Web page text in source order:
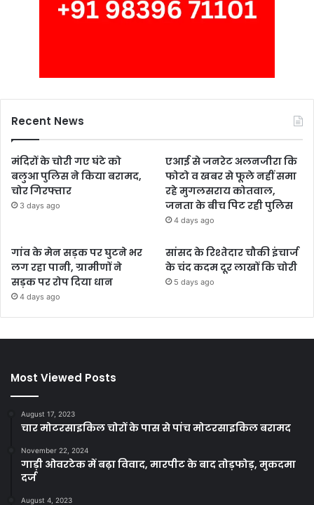
Recent News
मंदिरों के चोरी गए घंटे को
बलुआ पुलिस ने किया बरामद,
चोर गिरफ्तार
3 days ago
एआई से जनरेट अलनजीरा कि
फोटो व खबर से फूले नहीं समा
रहे मुगलसराय कोतवाल,
जनता के बीच पिट रही पुलिस
4 days ago
गांव के मेन सड़क पर घुटने भर
लग रहा पानी, ग्रामीणों ने
सड़क पर रोप दिया धान
4 days ago
सांसद के रिश्तेदार चौकी इंचार्ज
के चंद कदम दूर लाखों कि चोरी
5 days ago
Most Viewed Posts
August 17, 2023
चार मोटरसाइकिल चोरों के पास से पांच मोटरसाइकिल बरामद
November 22, 2024
गाड़ी ओवरटेक में बढ़ा विवाद, मारपीट के बाद तोड़फोड़, मुकदमा
दर्ज
August 4, 2023